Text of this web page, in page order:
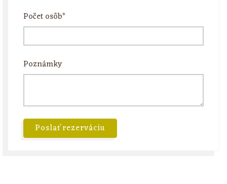
Počet osôb*
Poznámky
Poslať rezerváciu